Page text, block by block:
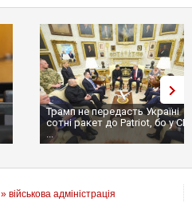
Трамп не передасть Україні
сотні ракет до Patriot, бо у
...
» військова адміністрація